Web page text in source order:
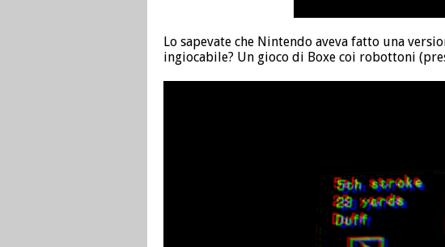
Lo sapevate che Nintendo aveva fatto una
ingiocabile? Un gioco di Boxe coi robottoni